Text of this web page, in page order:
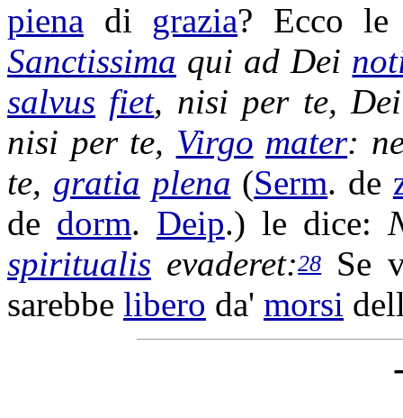
piena di grazia? Ecco
Sanctissima qui ad Dei
salvus fiet, nisi per te,
nisi per te, Virgo mater:
te, gratia plena (Serm. de
de dorm. Deip.) le dice:
spiritualis evaderet:28Se
sarebbe libero da' morsi